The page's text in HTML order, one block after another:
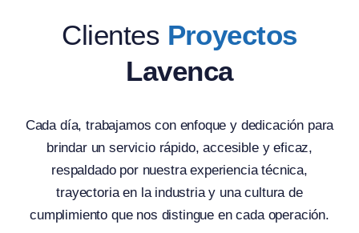
Clientes Proyectos
Lavenca
Cada día, trabajamos con enfoque y dedicación para
brindar un servicio rápido, accesible y eficaz,
respaldado por nuestra experiencia técnica,
trayectoria en la industria y una cultura de
cumplimiento que nos distingue en cada operación.